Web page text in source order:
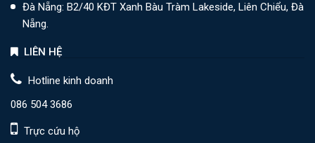
Đà Nẵng: B2/40 KĐT Xanh Bàu Tràm Lakeside, Liên Chiểu, Đà
Nẵng.
LIÊN HỆ
Hotline kinh doanh
086 504 3686
Trực cứu hộ